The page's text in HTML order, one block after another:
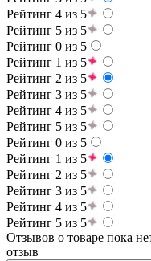
Рейтинг 4 из 5
Рейтинг 5 из 5
Рейтинг 0 из 5
Рейтинг 1 из 5
Рейтинг 2 из 5
Рейтинг 3 из 5
Рейтинг 4 из 5
Рейтинг 5 из 5
Рейтинг 0 из 5
Рейтинг 1 из 5
Рейтинг 2 из 5
Рейтинг 3 из 5
Рейтинг 4 из 5
Рейтинг 5 из 5
Отзывов о товаре пока
отзыв